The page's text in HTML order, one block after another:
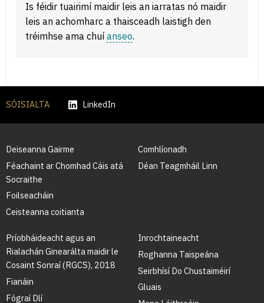
Is féidir tuairimí maidir leis an iarratas nó maidir
leis an achomharc a thaisceadh laistigh den
tréimhse ama chuí anseo.
SÓISIALTA LinkedIn
Deiseanna Gairme
Féachaint ar Chomhad Cáis atá
Socraithe
Foilseacháin
Ceisteanna coitianta
Comhlíonadh
Déan Teagmháil Linn
Príobháideacht agus an
Rialachán Ginearálta maidir le
Cosaint Sonraí (RGCS), 2018
Fianáin
Fógraí Dlí
Inrochtaineacht
Roghanna Taispeána
Seirbhísí Do Chustaiméirí
Gluais